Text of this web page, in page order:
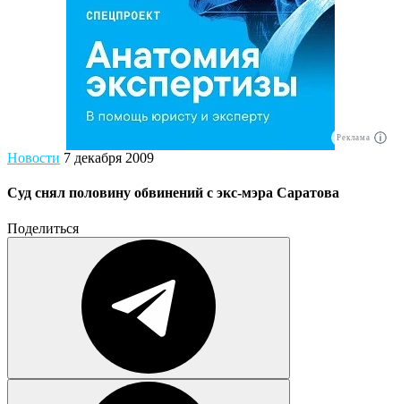
Реклама
Новости 7 декабря 2009
Суд снял половину обвинений с экс-мэра Саратова
Поделиться